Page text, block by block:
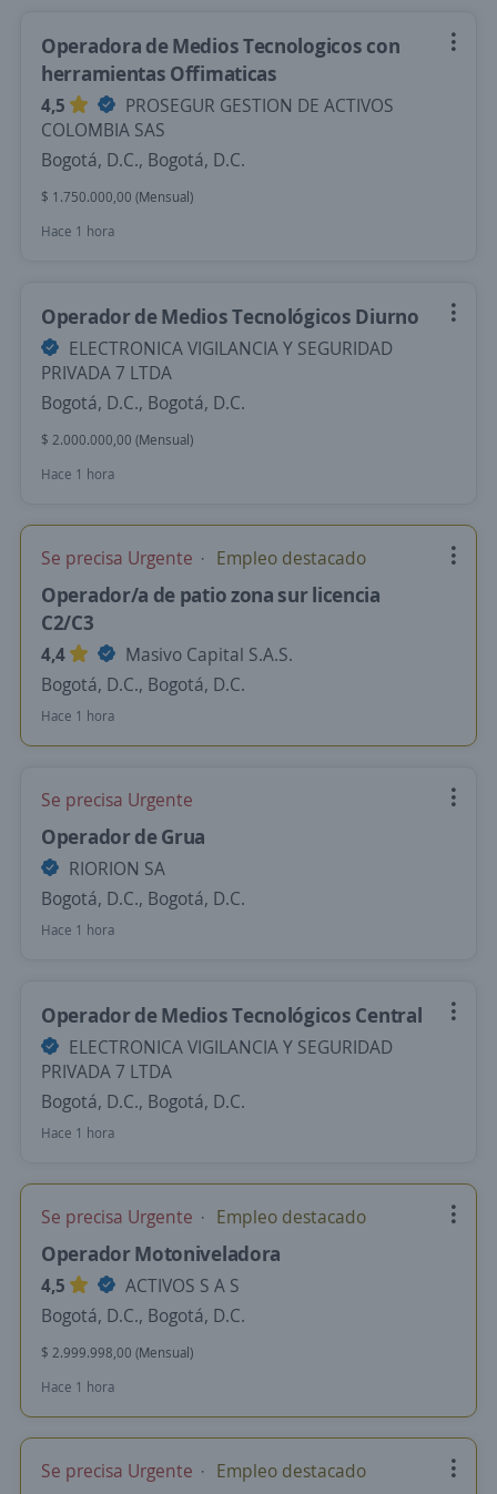
Operadora de Medios Tecnologicos con
herramientas Offimaticas
4,5
PROSEGUR GESTION DE ACTIVOS
COLOMBIA SAS
Bogotá, D.C., Bogotá, D.C.
$ 1.750.000,00 (Mensual)
Hace 1 hora
Operador de Medios Tecnológicos Diurno
ELECTRONICA VIGILANCIA Y SEGURIDAD
PRIVADA 7 LTDA
Bogotá, D.C., Bogotá, D.C.
$ 2.000.000,00 (Mensual)
Hace 1 hora
Se precisa Urgente Empleo destacado
Operador/a de patio zona sur licencia
C2/C3
4,4
Masivo Capital S.A.S.
Bogotá, D.C., Bogotá, D.C.
Hace 1 hora
Se precisa Urgente
Operador de Grua
RIORION SA
Bogotá, D.C., Bogotá, D.C.
Hace 1 hora
Operador de Medios Tecnológicos Central
ELECTRONICA VIGILANCIA Y SEGURIDAD
PRIVADA 7 LTDA
Bogotá, D.C., Bogotá, D.C.
Hace 1 hora
Se precisa Urgente Empleo destacado
Operador Motoniveladora
4,5
ACTIVOS S A S
Bogotá, D.C., Bogotá, D.C.
$ 2.999.998,00 (Mensual)
Hace 1 hora
Se precisa Urgente Empleo destacado